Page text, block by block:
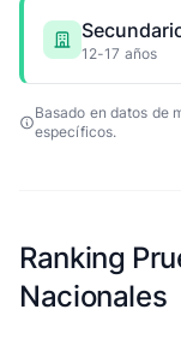
12-17 años
Basado en datos de
específicos.
Ranking
Nacionales